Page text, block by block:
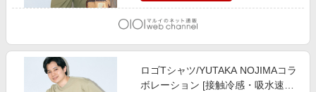
ロゴTシャツ/YUTAKA NOJIMAコラ
ボレーション [接触冷感・吸水速乾]